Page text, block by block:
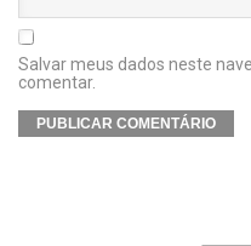
Salvar meus dados neste
comentar.